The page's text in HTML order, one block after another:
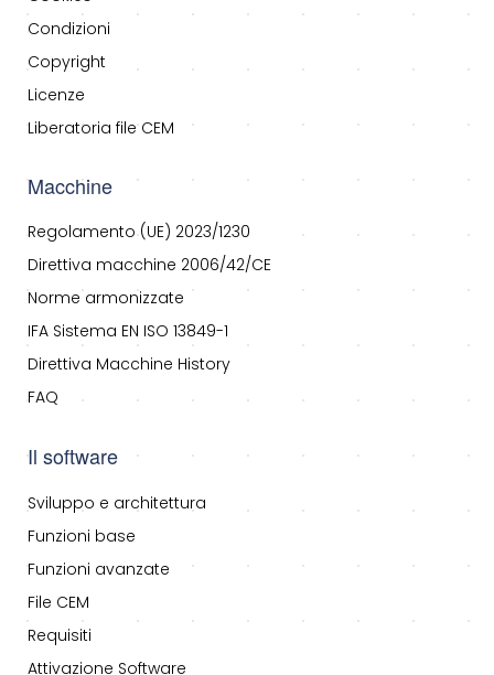
Condizioni
Copyright
Licenze
Liberatoria file CEM
Macchine
Regolamento (UE) 2023/1230
Direttiva macchine 2006/42/CE
Norme armonizzate
IFA Sistema EN ISO 13849-1
Direttiva Macchine History
FAQ
Il software
Sviluppo e architettura
Funzioni base
Funzioni avanzate
File CEM
Requisiti
Attivazione Software